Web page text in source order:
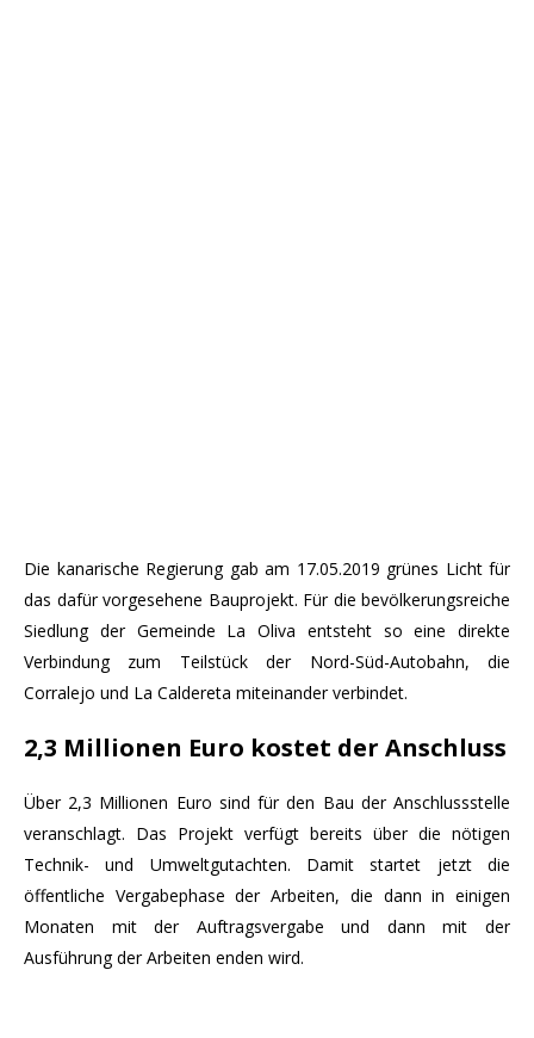
Die kanarische Regierung gab am 17.05.2019 grünes Licht für
das dafür vorgesehene Bauprojekt. Für die bevölkerungsreiche
Siedlung der Gemeinde La Oliva entsteht so eine direkte
Verbindung zum Teilstück der Nord-Süd-Autobahn, die
Corralejo und La Caldereta miteinander verbindet.
2,3 Millionen Euro kostet der Anschluss
Über 2,3 Millionen Euro sind für den Bau der Anschlussstelle
veranschlagt. Das Projekt verfügt bereits über die nötigen
Technik- und Umweltgutachten. Damit startet jetzt die
öffentliche Vergabephase der Arbeiten, die dann in einigen
Monaten mit der Auftragsvergabe und dann mit der
Ausführung der Arbeiten enden wird.